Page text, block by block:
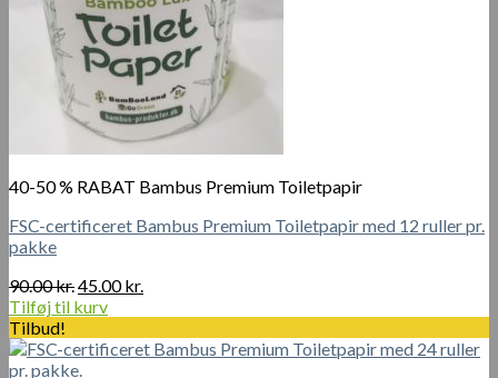
40-50 % RABAT Bambus Premium Toiletpapir
FSC-certificeret Bambus Premium Toiletpapir med 12 ruller pr.
pakke
90.00kr.Den
oprindelige
var:
90.00 kr..
45.00kr.
er:
Tilføj til kurv
Tilbud!